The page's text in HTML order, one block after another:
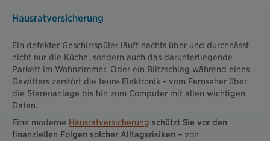
Hausratversicherung
Ein defekter Geschirrspüler läuft nachts über und durchnässt
nicht nur die Küche, sondern auch das darunterliegende
Parkett im Wohnzimmer. Oder ein Blitzschlag während eines
Gewitters zerstört die teure Elektronik - vom Fernseher über
die Stereoanlage bis hin zum Computer mit allen wichtigen
Daten.
Eine moderne Hausratversicherung schützt Sie vor den
finanziellen Folgen solcher Alltagsrisiken – von